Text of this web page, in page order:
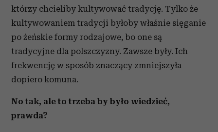
którzy chcieliby kultywować tradycję. Tylko że
kultywowaniem tradycji byłoby właśnie sięganie
po żeńskie formy rodzajowe, bo one są
tradycyjne dla polszczyzny. Zawsze były. Ich
frekwencję w sposób znaczący zmniejszyła
dopiero komuna.
No tak, ale to trzeba by było wiedzieć,
prawda?